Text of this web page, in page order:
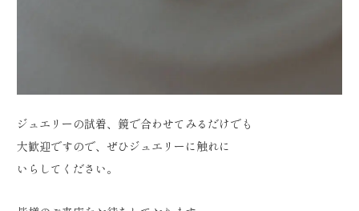
ジュエリーの試着、鏡で合わせてみるだけでも
大歓迎ですので、ぜひジュエリーに触れに
いらしてください。